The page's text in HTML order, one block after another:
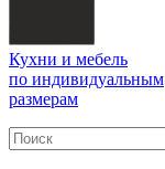
Кухни и мебель
по индивидуальным
размерам